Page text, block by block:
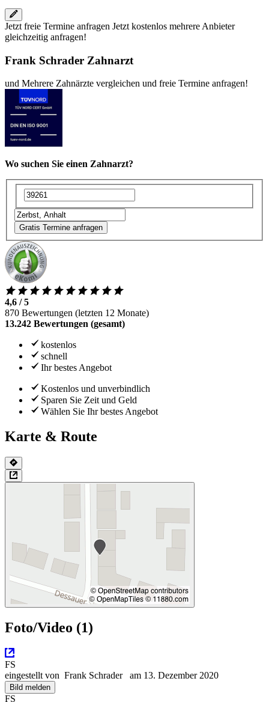
Jetzt freie Termine anfragen Jetzt kostenlos mehrere Anbieter
gleichzeitig anfragen!
Frank Schrader Zahnarzt
und Mehrere Zahnärzte vergleichen und freie Termine anfragen!
Wo suchen Sie einen Zahnarzt?
Gratis Termine anfragen
4,6 / 5
870 Bewertungen (letzten 12 Monate)
13.242 Bewertungen (gesamt)
kostenlos
schnell
Ihr bestes Angebot
Kostenlos und unverbindlich
Sparen Sie Zeit und Geld
Wählen Sie Ihr bestes Angebot
Karte & Route
Foto/Video (1)
FS
eingestellt von Frank Schrader am 13. Dezember 2020
Bild melden
FS